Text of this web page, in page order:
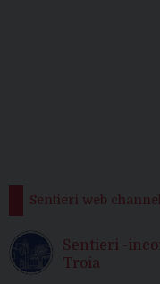
Sentieri web channel
Sentieri -
Troia